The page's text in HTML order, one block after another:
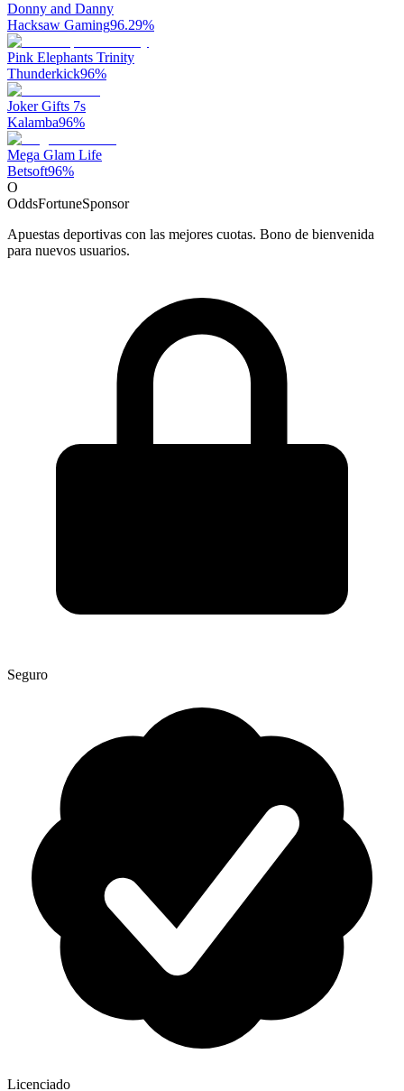
Donny and Danny
Hacksaw Gaming96.29%
Pink Elephants Trinity
Thunderkick96%
Joker Gifts 7s
Kalamba96%
Mega Glam Life
Betsoft96%
O
OddsFortuneSponsor
Apuestas deportivas con las mejores cuotas. Bono de bienvenida
para nuevos usuarios.
Seguro
Licenciado